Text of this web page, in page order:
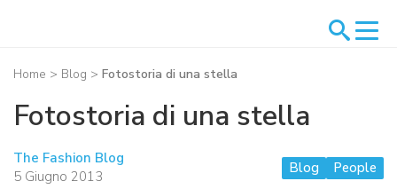
Home > Blog > Fotostoria di una stella
Fotostoria di una stella
The Fashion Blog
5 Giugno 2013
Blog People